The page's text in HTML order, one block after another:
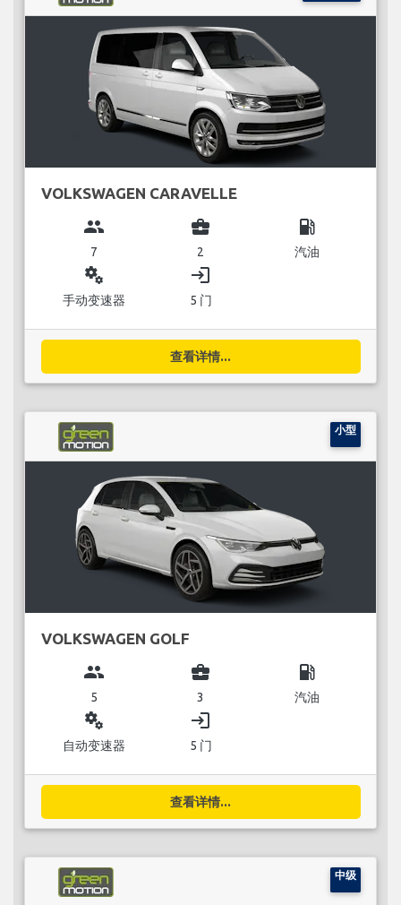
VOLKSWAGEN CARAVELLE
group
7
business_center
2
local_gas_station
汽油
miscellaneous_services
手动变速器
login
5 门
查看详情...
小型
VOLKSWAGEN GOLF
group
5
business_center
3
local_gas_station
汽油
miscellaneous_services
自动变速器
login
5 门
查看详情...
中级